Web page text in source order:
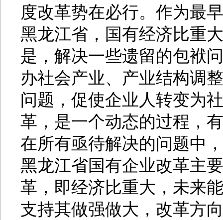
度改革势在必行。作为最
黑龙江省，国有经济比重
是，解决一些遗留的包袱
办社会产业、产业结构调
问题，促使企业人转变为
革，是一个动态的过程，
在所有亟待解决的问题中
黑龙江省国有企业改革主
革，即经济比重大，未来
支持其做强做大，改革方